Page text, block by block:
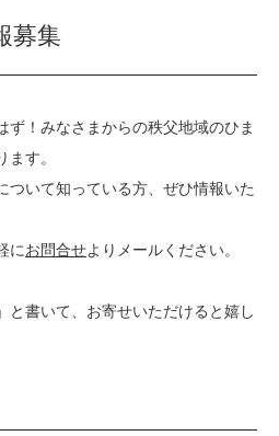
募集
ず！みなさまからの秩父地域のひま
す。
ついて知っている方、ぜひ情報いた
にお問合せよりメールください。
と書いて、お寄せいただけると嬉し